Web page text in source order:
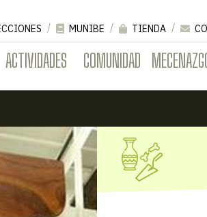
ACTIVIDADES COMUNIDAD
MUNIBE TIENDA